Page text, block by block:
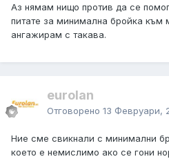
Аз нямам нищо против да се
питате за минимална бройка към
ангажирам с такава.
eurolan
Отговорено 13 Февруари,
Ние сме свикнали с минимални
което е немислимо ако се гони